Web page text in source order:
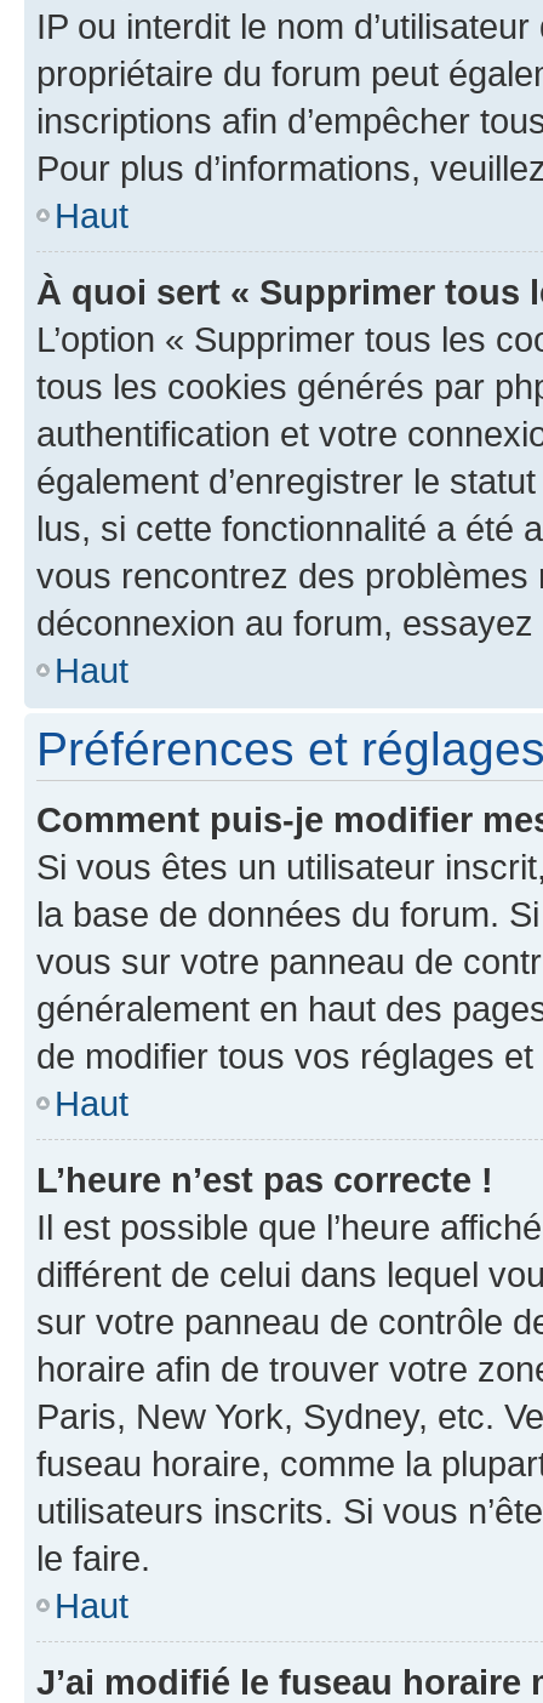
IP ou interdit le nom
propriétaire du forum peut
inscriptions afin d’empêcher
Pour plus d’informations,
Haut
À quoi sert « Supprimer tous
L’option « Supprimer tous les
tous les cookies générés par
authentification et votre
également d’enregistrer le
lus, si cette fonctionnalité a été
vous rencontrez des
déconnexion au forum,
Haut
Préférences et
Comment puis-je modifier
Si vous êtes un utilisateur
la base de données du forum.
vous sur votre panneau de
généralement en haut des
de modifier tous vos réglages
Haut
L’heure n’est pas correcte !
Il est possible que l’heure
différent de celui dans lequel
sur votre panneau de contrôle
horaire afin de trouver votre
Paris, New York, Sydney, etc.
fuseau horaire, comme la
utilisateurs inscrits. Si vous
le faire.
Haut
J’ai modifié le fuseau horaire